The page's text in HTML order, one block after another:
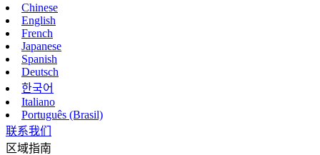
Chinese
English
French
Japanese
Spanish
Deutsch
한국어
Italiano
Português (Brasil)
联系我们
区域指南